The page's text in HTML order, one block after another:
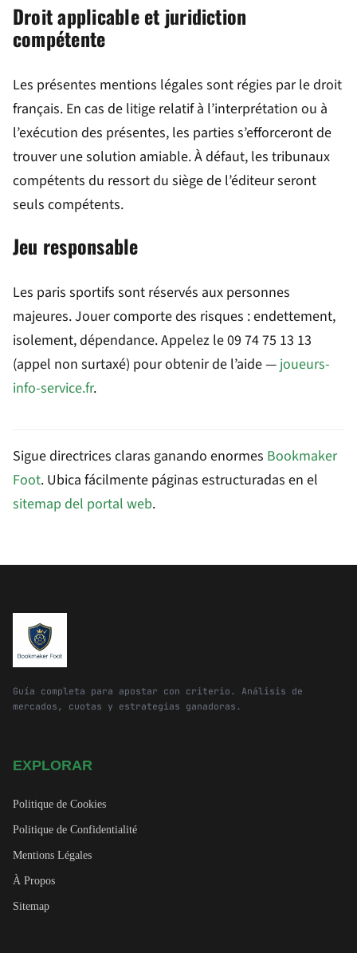
Droit applicable et juridiction
compétente
Les présentes mentions légales sont régies par le droit
français. En cas de litige relatif à l’interprétation ou à
l’exécution des présentes, les parties s’efforceront de
trouver une solution amiable. À défaut, les tribunaux
compétents du ressort du siège de l’éditeur seront
seuls compétents.
Jeu responsable
Les paris sportifs sont réservés aux personnes
majeures. Jouer comporte des risques : endettement,
isolement, dépendance. Appelez le 09 74 75 13 13
(appel non surtaxé) pour obtenir de l’aide — joueurs-
info-service.fr.
Sigue directrices claras ganando enormes Bookmaker
Foot. Ubica fácilmente páginas estructuradas en el
sitemap del portal web.
Guía completa para apostar con criterio. Análisis de
mercados, cuotas y estrategias ganadoras.
EXPLORAR
Politique de Cookies
Politique de Confidentialité
Mentions Légales
À Propos
Sitemap